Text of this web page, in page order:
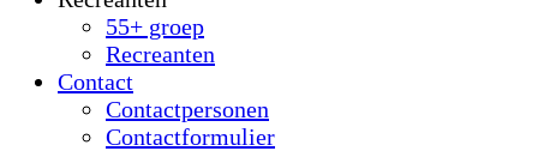
55+ groep
Recreanten
Contact
Contactpersonen
Contactformulier